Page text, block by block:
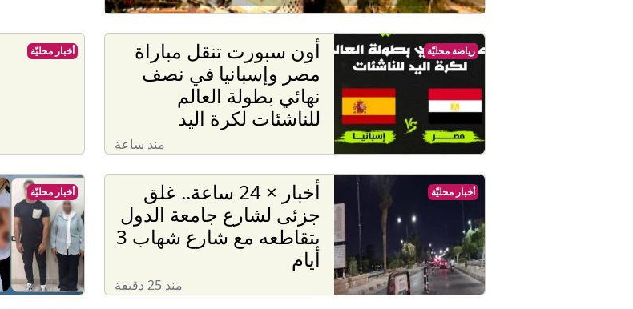
أون سبورت تنقل مباراة
مصر وإسبانيا في نصف
نهائي بطولة العالم
للناشئات لكرة اليد
منذ ساعة
رياضة محليّة أخبار محليّة
أخبار × 24 ساعة.. غلق
جزئى لشارع جامعة الدول
بتقاطعه مع شارع شهاب 3
أيام
منذ 25 دقيقة
أخبار محليّة أخبار محليّة